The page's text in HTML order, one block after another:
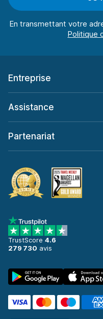
à partir de 35,21 € par
Saint-Brieuc
203 affaires dans 2 lieux
Saint-Malo
243 affaires dans 2 lieux
573 affaires dans 5 lieux
Aéroport de
à partir de 30,92 € par
Toulon
467 affaires dans 3 lieux
Aéroport de Toulon-
Gare de Toulon
à partir de 22,80 € par
Toulouse
Aéroport de
Gare de Toulouse
En transmettant votre
Entreprise
Assistance
Partenariat
TrustScore 4.6
279 730 avis